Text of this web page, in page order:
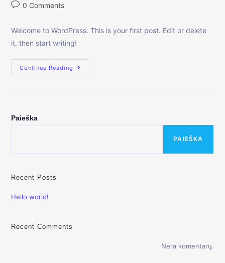
0 Comments
Welcome to WordPress. This is your first post. Edit or delete
it, then start writing!
Continue Reading
Paieška
PAIEŠKA
Recent Posts
Hello world!
Recent Comments
Nėra komentarų.